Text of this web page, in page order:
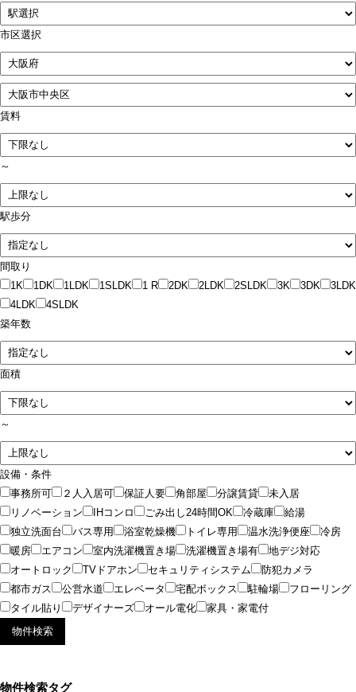
市区選択
賃料
～
駅歩分
間取り
1K
1DK 1LDK 1SLDK 1 R 2DK 2LDK 2SLDK 3K 3DK
3LDK
4LDK
4SLDK
築年数
面積
～
設備・条件
事務所可
２人入居可 保証人要 角部屋 分譲賃貸
未入居
リノベーション
IHコンロ ごみ出し24時間OK 冷蔵庫
給湯
独立洗面台
バス専用 浴室乾燥機 トイレ専用 温水洗浄便座
冷房
暖房
エアコン 室内洗濯機置き場 洗濯機置き場有
地デジ対応
オートロック
TVドアホン セキュリティシステム
防犯カメラ
都市ガス
公営水道 エレベータ 宅配ボックス 駐輪場
フローリング
タイル貼り
デザイナーズ オール電化 家具・家電付
物件検索タグ